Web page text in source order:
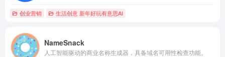
创业营销 生活创意 新年好玩有意思AI
NameSnack
人工智能驱动的商业名称生成器，具备域名可用性检查功能。